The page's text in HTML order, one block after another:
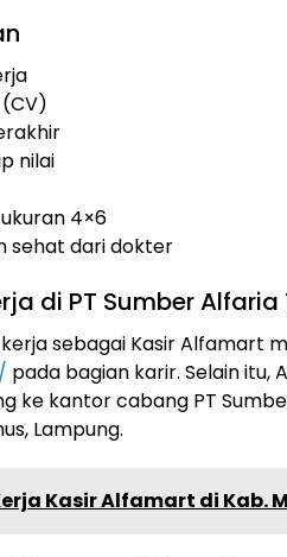
nilai
4×6
sehat dari dokter
di PT Sumber
sebagai Kasir Alfamart
pada bagian karir. Selain itu,
ke kantor cabang PT
Lampung.
Kasir Alfamart di Kab.